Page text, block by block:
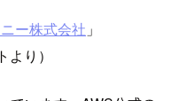
ー株式会社 」
り）